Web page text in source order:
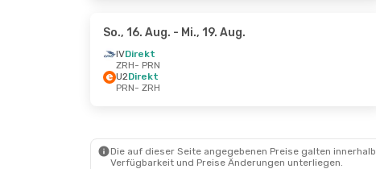
So., 16. Aug. - Mi., 19. Aug.
IVDirekt
ZRH- PRN
U2Direkt
PRN- ZRH
Die auf dieser Seite angegebenen Preise galten
Verfügbarkeit und Preise Änderungen unterliegen.